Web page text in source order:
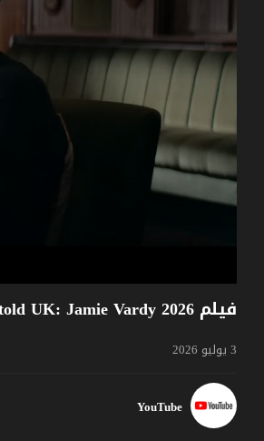
فيلم Untold UK: Jamie Vardy 2026 مترجم
3 يوليو 2026
YouTube